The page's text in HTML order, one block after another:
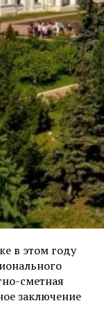
в этом году
сметная
заключение